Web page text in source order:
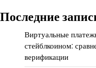
Последние
Виртуальные
стейблкоином:
верификации